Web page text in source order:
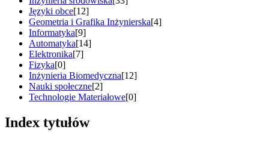
Języki obce[12]
Geometria i Grafika Inżynierska[4]
Informatyka[9]
Automatyka[14]
Elektronika[7]
Fizyka[0]
Inżynieria Biomedyczna[12]
Nauki społeczne[2]
Technologie Materiałowe[0]
Index tytułów